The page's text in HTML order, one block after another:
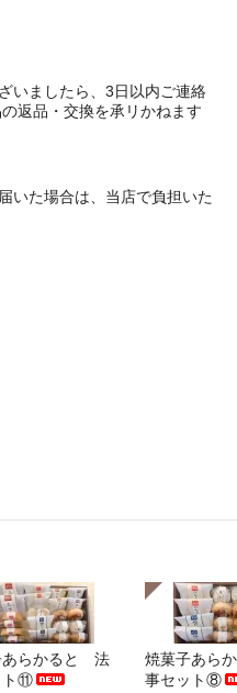
いましたら、3日以内ご連絡
返品・交換を承リかねます
いた場合は、当店で負担いた
あらかると 法
ト⑪
焼菓子あら
事セット⑧